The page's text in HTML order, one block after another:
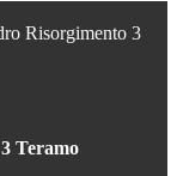
Risorgimento 3
Teramo